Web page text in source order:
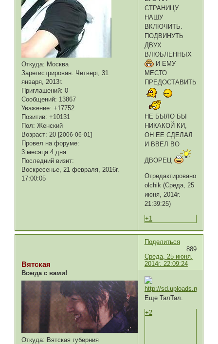
Откуда: Москва
Зарегистрирован: Четверг, 31
января, 2013г.
Приглашений: 0
Сообщений: 13867
Уважение: +17752
Позитив: +10131
Пол: Женский
Возраст: 20[2006-06-01]
Провел на форуме:
3 месяца 4 дня
Последний визит:
Воскресенье, 21 февраля, 2016г.
17:00:05
СТРАНИЦУ
НАШУ
ВКЛЮЧИТЬ.
ПОДВИНУТЬ
ДВУХ
ВЛЮБЛЕННЫХ
И ЕМУ
МЕСТО
ПРЕДОСТАВИТЬ
НЕ БЫЛО БЫ
НИКАКОЙ КИ,
ОН ЕЕ СДЕЛАЛ
И ВВЕЛ ВО
ДВОРЕЦ
Отредактировано
olchik (Среда, 25
июня, 2014г.
21:39:25)
+1
Поделиться
889
Среда, 25 июня,
2014г. 22:09:24
Вятская
Всегда с вами!
Откуда: Вятская губерния
Еще ТалТал.
+2